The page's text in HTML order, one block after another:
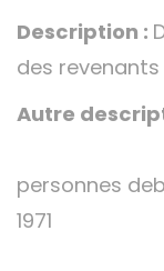
Description :
des revenants
Autre
personnes
1971